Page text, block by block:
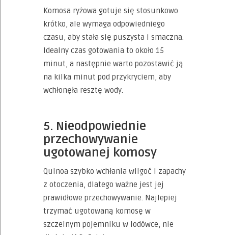
Komosa ryżowa gotuje się stosunkowo
krótko, ale wymaga odpowiedniego
czasu, aby stała się puszysta i smaczna.
Idealny czas gotowania to około 15
minut, a następnie warto pozostawić ją
na kilka minut pod przykryciem, aby
wchłonęła resztę wody.
5. Nieodpowiednie
przechowywanie
ugotowanej komosy
Quinoa szybko wchłania wilgoć i zapachy
z otoczenia, dlatego ważne jest jej
prawidłowe przechowywanie. Najlepiej
trzymać ugotowaną komosę w
szczelnym pojemniku w lodówce, nie